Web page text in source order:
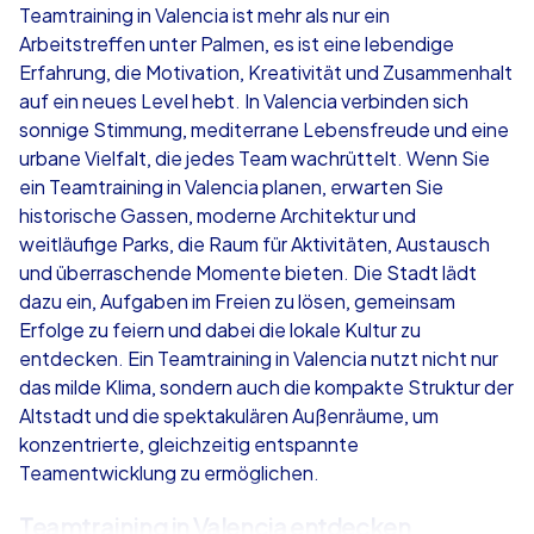
ab €49,99
iPad Tour
Valencia
1,5-3,0 h 15-1,000
Krimi iPad
Teamtraining in Valencia ist mehr als nur ein
Arbeitstreffen unter Palmen, es ist eine lebendige
Erfahrung, die Motivation, Kreativität und Zusammenhalt
auf ein neues Level hebt. In Valencia verbinden sich
sonnige Stimmung, mediterrane Lebensfreude und eine
urbane Vielfalt, die jedes Team wachrüttelt. Wenn Sie
ein Teamtraining in Valencia planen, erwarten Sie
historische Gassen, moderne Architektur und
weitläufige Parks, die Raum für Aktivitäten, Austausch
und überraschende Momente bieten. Die Stadt lädt
dazu ein, Aufgaben im Freien zu lösen, gemeinsam
Erfolge zu feiern und dabei die lokale Kultur zu
entdecken. Ein Teamtraining in Valencia nutzt nicht nur
das milde Klima, sondern auch die kompakte Struktur der
Altstadt und die spektakulären Außenräume, um
konzentrierte, gleichzeitig entspannte
Teamentwicklung zu ermöglichen.